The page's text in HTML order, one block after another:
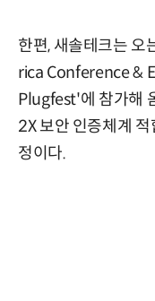
한편, 새솔테크는
rica Conference &
Plugfest'에 참가해
2X 보안 인증체계 적
정이다.